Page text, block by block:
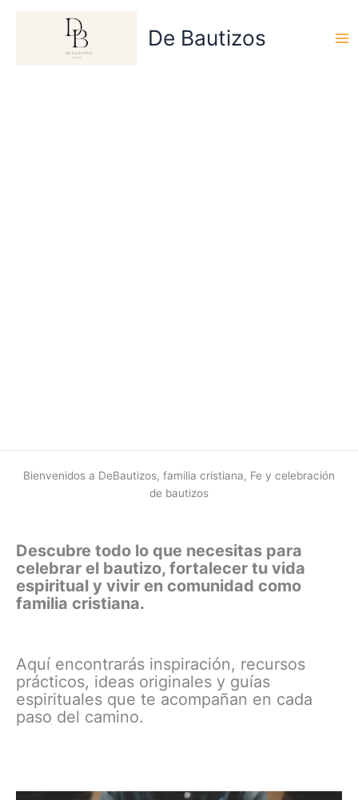
De Bautizos
Bienvenidos a DeBautizos, familia cristiana, Fe y celebración
de bautizos
Descubre todo lo que necesitas para
celebrar el bautizo, fortalecer tu vida
espiritual y vivir en comunidad como
familia cristiana.
Aquí encontrarás inspiración, recursos
prácticos, ideas originales y guías
espirituales que te acompañan en cada
paso del camino.